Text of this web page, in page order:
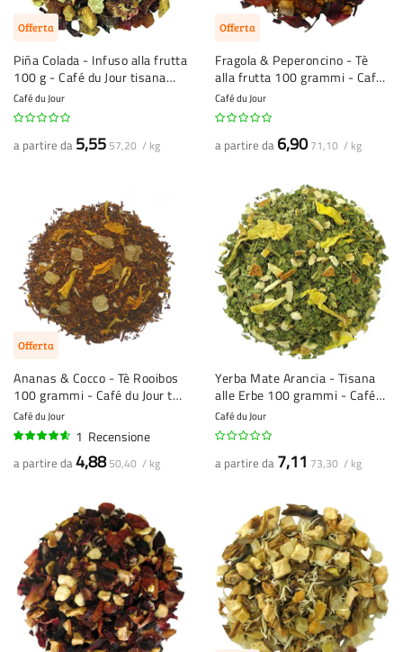
Offerta
Piña Colada - Infuso alla frutta
100 g - Café du Jour tisana
sfusa
Café du Jour
a partire da 5,55 57,20 / kg
Offerta
Fragola & Peperoncino - Tè
alla frutta 100 grammi - Café
du Jour tè sfuso
Café du Jour
a partire da 6,90 71,10 / kg
Offerta
Ananas & Cocco - Tè Rooibos
100 grammi - Café du Jour tè
sfuso
Café du Jour
1 Recensione
a partire da4,88 50,40 / kg
Yerba Mate Arancia - Tisana
alle Erbe 100 grammi - Café
du Jour tè sfuso
Café du Jour
a partire da 7,11 73,30 / kg